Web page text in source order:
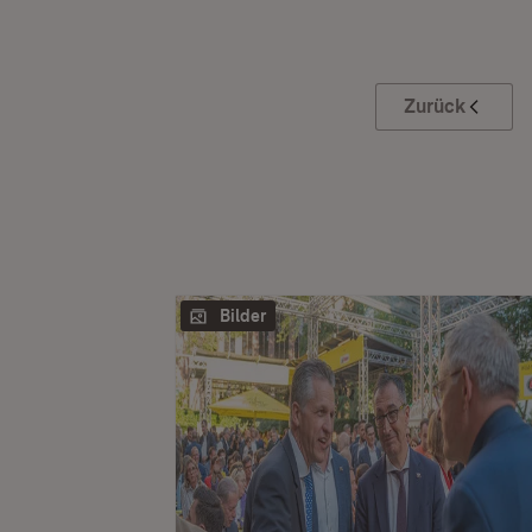
Zurück
Bilder